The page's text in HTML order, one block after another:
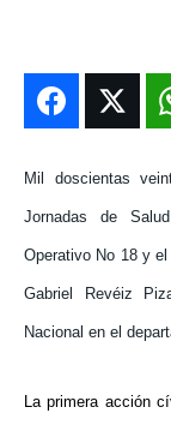
EN
EN
EN VIVO
NOSOTROS
EN VIVO
NOSOTROS
Mil doscientas
Jornadas de
Operativo No 18 y
Gabriel Revéiz
Nacional en el
La primera acción